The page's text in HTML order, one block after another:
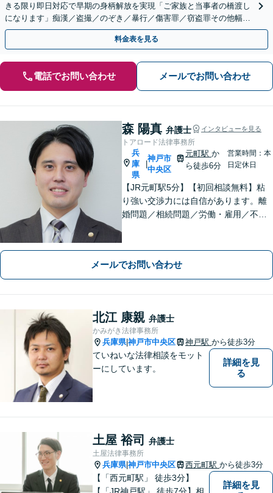
きる限り即日対応で早期の身柄解放を実現「ご家族と当事者の橋渡し
になります」痴漢／盗撮／のぞき／暴行／傷害罪／窃盗罪その他幅広
く【夜間休日対応可能】【三宮駅徒歩5分】
料金表を見る
電話でお問い合わせ メールでお問い合わせ
森 陽真 弁護士 インタビューを見る
トアロード法律事務所
兵
庫
県
神戸市
中央区
元町駅 か
ら徒歩6分
営業時間：本
日定休日
【JR元町駅5分】【初回相談無料】粘
り強い交渉力には自信があります。離
婚問題／相続問題／労働・雇用／不動
を目指します！
メールでお問い合わせ
北江 康親 弁護士
かみがき法律事務所
兵庫県|神戸市中央区 神戸駅 から徒歩3分
ていねいな法律相談をモット
ーにしています。
詳細を見
る
土屋 裕司 弁護士
土屋法律事務所
兵庫県|神戸市中央区 西元町駅 から徒歩3分
【「西元町駅」 徒歩3分】
【「JR神戸駅」 徒歩7分】相
詳細を見